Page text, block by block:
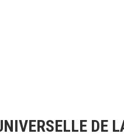
DE